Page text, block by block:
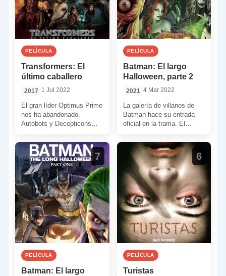
PELÍCULA
Transformers: El
último caballero
2017 1 Jul 2022
El gran líder Optimus Prime
nos ha abandonado.
Autobots y Decepticons
sólo unos pocos se atreven
PELÍCULA
Batman: El largo
Halloween, parte 2
2021 4 Mar 2022
La galería de villanos de
Batman hace su entrada
oficial en la trama. El
difícil para […]
7
PELÍCULA
Batman: El largo
6
PELÍCULA
Turistas